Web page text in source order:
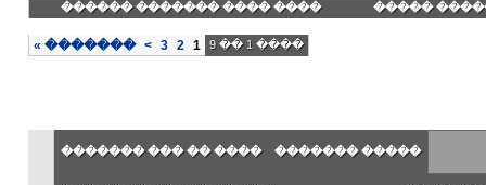
�������
���� ���� ������� ������
���� 1 �� 9
1
2
3
>
�������
»
����� �������
���� �� ��� �������